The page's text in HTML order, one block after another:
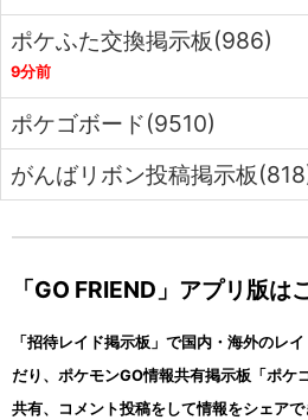
ポケふた交換掲示板(986)
9分前
ポケゴボード(9510)
がんばリボン投稿掲示板
「GO FRIEND」アプリ版は
「招待レイド掲示板」で国内・海外のレ
だり、ポケモンGO情報共有掲示板「ポケ
共有、コメント投稿をして情報をシェアで